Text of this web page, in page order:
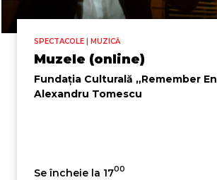
SPECTACOLE | MUZICĂ
Muzele (online)
Fundația Culturală „Remember
Alexandru Tomescu
Se încheie la 1700